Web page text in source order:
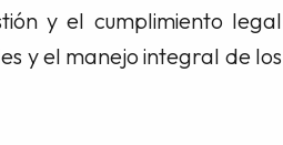
y el cumplimiento legal
y el manejo integral de los